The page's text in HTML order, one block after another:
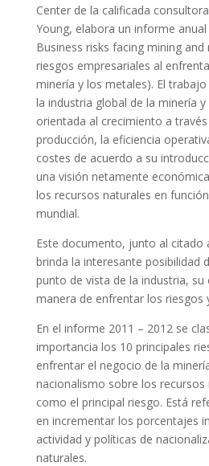
Center de la calificada
Young, elabora un informe
Business risks facing mining and
riesgos empresariales al
minería y los metales). El
la industria global de la minería
orientada al crecimiento a
producción, la eficiencia
costes de acuerdo a su
una visión netamente
los recursos naturales en
mundial.
Este documento, junto al citado
brinda la interesante posibilidad
punto de vista de la industria, su
manera de enfrentar los riesgos
En el informe 2011 – 2012 se
importancia los 10 principales
enfrentar el negocio de la
nacionalismo sobre los recursos
como el principal riesgo. Está
en incrementar los porcentajes
actividad y políticas de
naturales.